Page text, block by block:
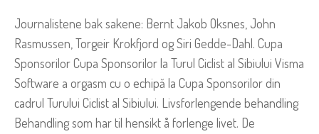
Journalistene bak sakene: Bernt Jakob Oksnes, John
Rasmussen, Torgeir Krokfjord og Siri Gedde-Dahl. Cupa
Sponsorilor Cupa Sponsorilor la Turul Ciclist al Sibiului Visma
Software a orgasm cu o echipă la Cupa Sponsorilor din
cadrul Turului Ciclist al Sibiului. Livsforlengende behandling
Behandling som har til hensikt å forlenge livet. De